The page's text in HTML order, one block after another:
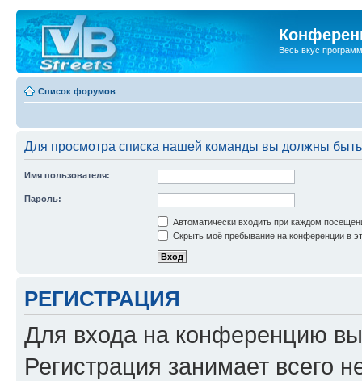
Весь вкус
Список форумов
Для просмотра списка нашей команды вы должны
Имя пользователя:
Пароль:
Автоматически входить при каждом
Скрыть моё пребывание на конференции в
РЕГИСТРАЦИЯ
Для входа на конференцию
Регистрация занимает всего